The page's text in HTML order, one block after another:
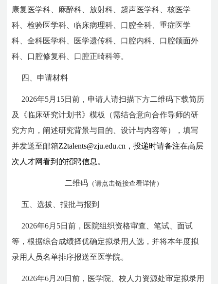
康复医学科、麻醉科、放射科、超声医学科、核医学
科、检验医学科、临床病理科、口腔全科、重症医学
科、全科医学科、医学遗传科、口腔内科、口腔颌面外
科、口腔修复科、口腔正畸科等。
四、申请材料
2026年5月15日前，申请人请扫描下方二维码下载简历
及《临床研究计划书》模板（需结合意向合作导师的研
究方向，阐述研究背景与目的、设计与内容等），填写
并发送至邮箱Z2talents@zju.edu.cn，投递时请备注在高层
次人才网看到的招聘信息 。
二维码 （请点击链接查看详情）
五、选拔、报批与报到
2026年6月5日前，医院组织资格审查、笔试、面试
等，根据综合成绩择优确定拟录用人选，并将本年度拟
录用人员名单排序报送至医学院。
2026年6月20日前，医学院、校人力资源处审定拟录用